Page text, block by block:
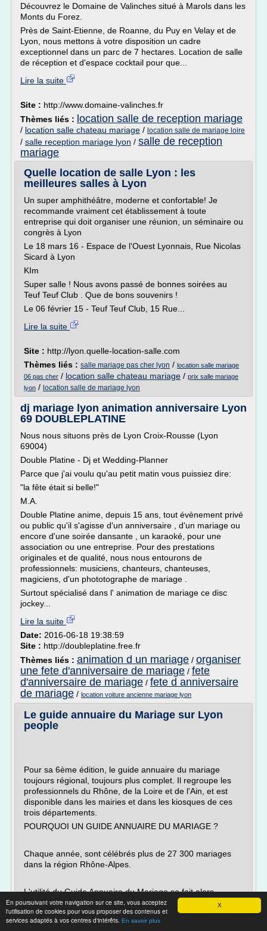
X
En poursuivant votre navigation sur ce site, vous acceptez
l'utilisation de cookies pour vous proposer des contenus et
services adaptés à vos centres d'intérêts. En savoir plus
Découvrez le Domaine de Valinches situé à Marols dans les
Monts du Forez.
Près de Saint-Etienne, de Roanne, du Puy en Velay et de
Lyon, nous mettons à votre disposition un cadre
exceptionnel dans un parc de 7 hectares. Location de salle
de réception et d'espace cocktail pour que...
Lire la suite
Site : http://www.domaine-valinches.fr
Thèmes liés : location salle de reception mariage
/ location salle chateau mariage / location salle de mariage loire
/ salle reception mariage lyon / salle de reception
mariage
Quelle location de salle Lyon : les
meilleures salles à Lyon
Un super amphithéâtre, moderne et confortable! Je
recommande vraiment cet établissement à toute
entreprise qui doit organiser une réunion, un séminaire ou
congrès à Lyon
Le 18 mars 16 - Espace de l'Ouest Lyonnais, Rue Nicolas
Sicard à Lyon
KIm
Super salle ! Nous avons passé de bonnes soirées au
Teuf Teuf Club . Que de bons souvenirs !
Le 06 février 15 - Teuf Teuf Club, 15 Rue...
Lire la suite
Site : http://lyon.quelle-location-salle.com
Thèmes liés : salle mariage pas cher lyon / location salle mariage
06 pas cher / location salle chateau mariage / prix salle mariage
lyon / location salle de mariage lyon
dj mariage lyon animation anniversaire Lyon
69 DOUBLEPLATINE
Nous nous situons près de Lyon Croix-Rousse (Lyon
69004)
Double Platine - Dj et Wedding-Planner
Parce que j'ai voulu qu'au petit matin vous puissiez dire:
"la fête était si belle!"
M.A.
Double Platine anime, depuis 15 ans, tout évènement privé
ou public qu'il s'agisse d'un anniversaire , d'un mariage ou
encore d'une soirée dansante , un karaoké, pour une
association ou une entreprise. Pour des prestations
originales et de qualité, nous nous entourons de
professionnels: musiciens, chanteurs, chanteuses,
magiciens, d'un phototographe de mariage .
Surtout spécialisé dans l' animation de mariage ce disc
jockey...
Lire la suite
Date: 2016-06-18 19:38:59
Site : http://doubleplatine.free.fr
Thèmes liés : animation d un mariage / organiser
une fete d'anniversaire de mariage / fete
d'anniversaire de mariage / fete d anniversaire
de mariage / location voiture ancienne mariage lyon
Le guide annuaire du Mariage sur Lyon
people
Pour sa 6ème édition, le guide annuaire du mariage
toujours régional, toujours plus complet. Il regroupe les
professionnels du Rhône, de la Loire et de l'Ain, et est
disponible dans les mairies et dans les kiosques de ces
trois départements.
POURQUOI UN GUIDE ANNUAIRE DU MARIAGE ?
Chaque année, sont célébrés plus de 27 300 mariages
dans la région Rhône-Alpes.
L'utilité du Guide Annuaire du Mariage se fait alors
ressentir, car il apparaît que souvent l'organisation d'un
mariage est un parcours du combattant.